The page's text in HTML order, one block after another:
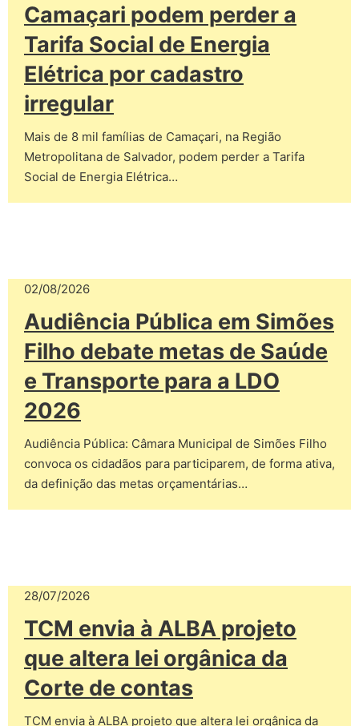
Camaçari podem perder a
Tarifa Social de Energia
Elétrica por cadastro
irregular
Mais de 8 mil famílias de Camaçari, na Região
Metropolitana de Salvador, podem perder a Tarifa
Social de Energia Elétrica…
02/08/2026
Audiência Pública em Simões
Filho debate metas de Saúde
e Transporte para a LDO
2026
Audiência Pública: Câmara Municipal de Simões Filho
convoca os cidadãos para participarem, de forma ativa,
da definição das metas orçamentárias…
28/07/2026
TCM envia à ALBA projeto
que altera lei orgânica da
Corte de contas
TCM envia à ALBA projeto que altera lei orgânica da